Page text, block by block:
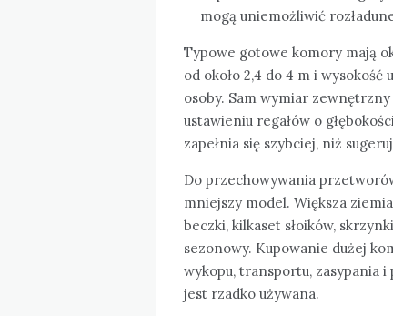
mogą uniemożliwić
Typowe gotowe komory mają
od około 2,4 do 4 m i
osoby. Sam wymiar
ustawieniu regałów o
zapełnia się szybciej, niż
Do przechowywania
mniejszy model. Większa
beczki, kilkaset słoików,
sezonowy. Kupowanie dużej
wykopu, transportu, zasypania
jest rzadko używana.